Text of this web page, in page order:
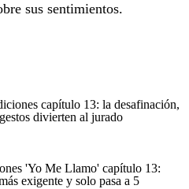
sus sentimientos.
capítulo 13: la desafinación,
divierten al jurado
'Yo Me Llamo' capítulo 13:
exigente y solo pasa a 5